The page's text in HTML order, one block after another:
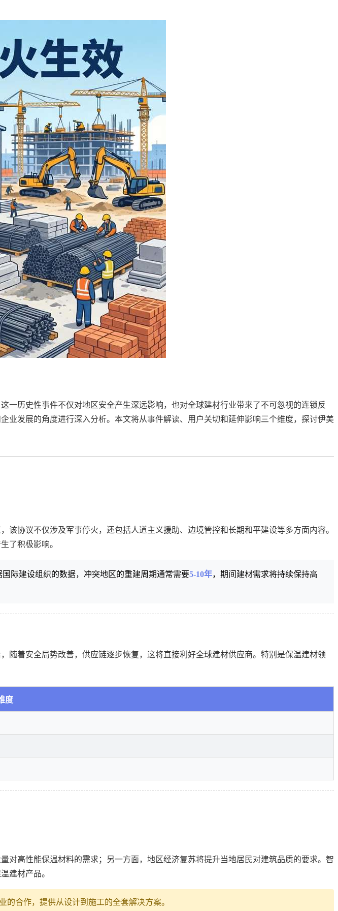
一历史性事件不仅对地区安全产生深远影响，也对全球建材行业带来了不可忽视的连锁反
业发展的角度进行深入分析。本文将从事件解读、用户关切和延伸影响三个维度，探讨伊美
协议不仅涉及军事停火，还包括人道主义援助、边境管控和长期和平建设等多方面内容。
了积极影响。
际建设组织的数据，冲突地区的重建周期通常需要5-10年，期间建材需求将持续保持高
着安全局势改善，供应链逐步恢复，这将直接利好全球建材供应商。特别是保温建材领
度
高性能保温材料的需求；另一方面，地区经济复苏将提升当地居民对建筑品质的要求。智
建材产品。
合作，提供从设计到施工的全套解决方案。